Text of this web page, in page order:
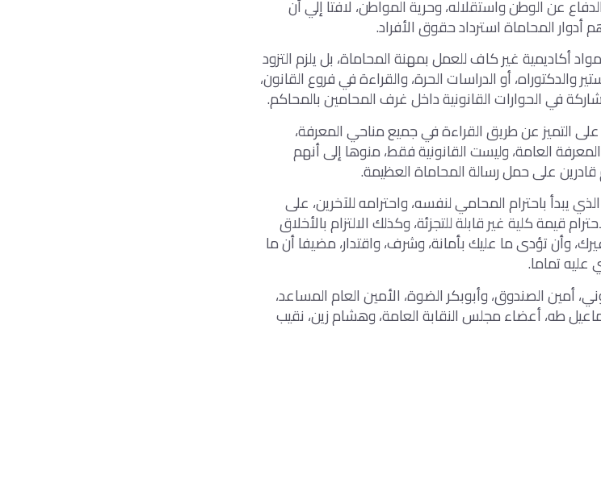
عن الوطن واستقلاله، وحرية المواطن، لافتا إلي أن
أدوار المحاماة استرداد حقوق الأفراد.
غير كاف للعمل بمهنة المحاماة، بل يلزم التزود
والدكتوراه، أو الدراسات الحرة، والقراءة في فروع القانون،
في الحوارات القانونية داخل غرف المحامين بالمحاكم.
التميز عن طريق القراءة في جميع مناحي المعرفة،
المعرفة العامة، وليست القانونية فقط، منوها إلى أنهم
على حمل رسالة المحاماة العظيمة.
يبدأ باحترام المحامي لنفسه، واحترامه للآخرين، على
قيمة كلية غير قابلة للتجزئة، وكذلك الالتزام بالأخلاق
وأن تؤدى ما عليك بأمانة، وشرف، واقتدار، مضيفا أن ما
تماما.
الصندوق، وأبوبكر الضوة، الأمين العام المساعد،
طه، أعضاء مجلس النقابة العامة، وهشام زين، نقيب